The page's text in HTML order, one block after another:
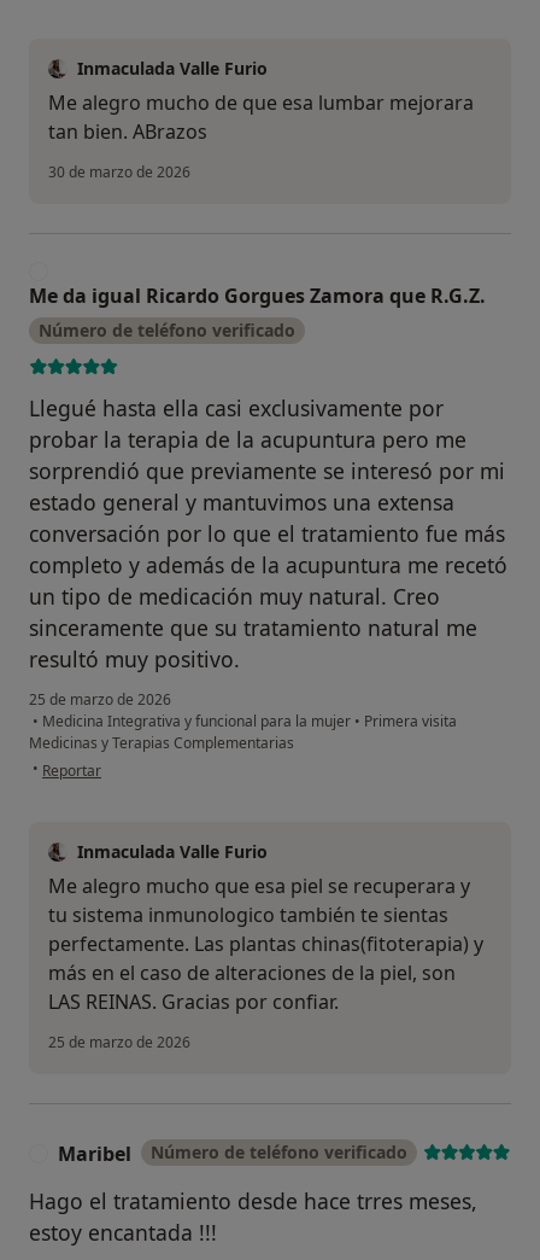
Inmaculada Valle Furio
Me alegro mucho de que esa lumbar mejorara
tan bien. ABrazos
30 de marzo de 2026
Me da igual Ricardo Gorgues Zamora que R.G.Z.
Número de teléfono verificado
Llegué hasta ella casi exclusivamente por
probar la terapia de la acupuntura pero me
sorprendió que previamente se interesó por mi
estado general y mantuvimos una extensa
conversación por lo que el tratamiento fue más
completo y además de la acupuntura me recetó
un tipo de medicación muy natural. Creo
sinceramente que su tratamiento natural me
resultó muy positivo.
25 de marzo de 2026
• Medicina Integrativa y funcional para la mujer • Primera visita
Medicinas y Terapias Complementarias
• en opinión del usuario Me da igual Ricardo Gorgues Zamora que R.G.Z.
Reportar
Inmaculada Valle Furio
Me alegro mucho que esa piel se recuperara y
tu sistema inmunologico también te sientas
perfectamente. Las plantas chinas(fitoterapia) y
más en el caso de alteraciones de la piel, son
LAS REINAS. Gracias por confiar.
25 de marzo de 2026
Maribel Número de teléfono verificado
Hago el tratamiento desde hace trres meses,
estoy encantada !!!